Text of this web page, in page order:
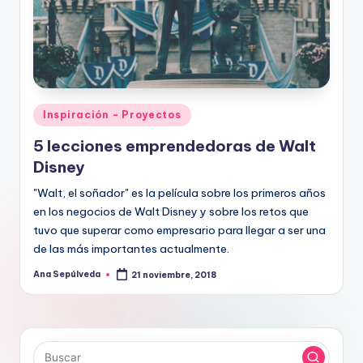
Publicado
en
Inspiración - Proyectos
5 lecciones emprendedoras de Walt
Disney
"Walt, el soñador" es la película sobre los primeros años
en los negocios de Walt Disney y sobre los retos que
tuvo que superar como empresario para llegar a ser una
de las más importantes actualmente.
Publicado
Ana Sepúlveda 21 noviembre, 2018